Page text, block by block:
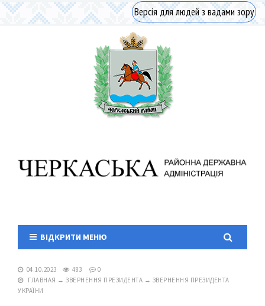
Версія для людей з вадами зору
ВІДКРИТИ МЕНЮ
04.10.2023 483
0
ГЛАВНАЯ → ЗВЕРНЕННЯ ПРЕЗИДЕНТА → ЗВЕРНЕННЯ ПРЕЗИДЕНТА
УКРАЇНИ